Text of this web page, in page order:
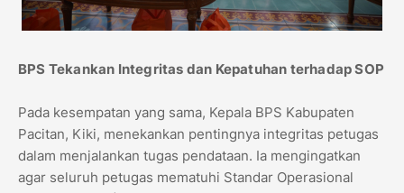
BPS Tekankan Integritas dan Kepatuhan terhadap SOP
Pada kesempatan yang sama, Kepala BPS Kabupaten
Pacitan, Kiki, menekankan pentingnya integritas petugas
dalam menjalankan tugas pendataan. Ia mengingatkan
agar seluruh petugas mematuhi Standar Operasional